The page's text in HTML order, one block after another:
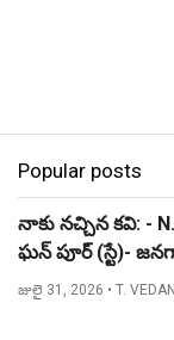
Popular posts
నాకు నచ్చిన కవి: -
ఘన్ పూర్ (స్టే)-
జులై 31, 2026 • T.